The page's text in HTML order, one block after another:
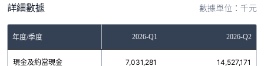
詳細數據 數據單位：千元
年度/季度2025-Q4 2026-Q1 2026-Q2
現金及約當現金
4,526,863 7,031,281 14,527,171